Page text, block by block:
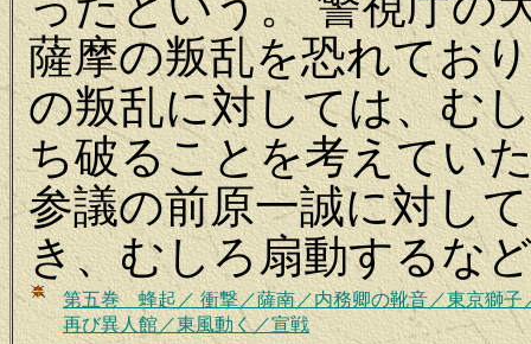
薩摩の叛乱を恐れてお
の叛乱に対しては、む
ち破ることを考えてい
参議の前原一誠に対し
き、むしろ扇動するな
第五巻 蜂起／ 衝撃／薩南／内務卿の靴音／東京獅子
再び異人館／東風動く／宣戦